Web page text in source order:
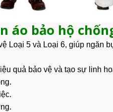
bảo hộ
Loại 5 và Loại 6, giúp ngăn
quả bảo vệ và tạo sự linh